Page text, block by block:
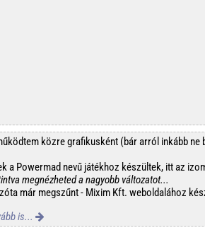
közre grafikusként (bár arról inkább
a Powermad nevű játékhoz készültek, itt az
megnézheted a nagyobb változatot...
már megszűnt - Mixim Kft. weboldalához
is... 